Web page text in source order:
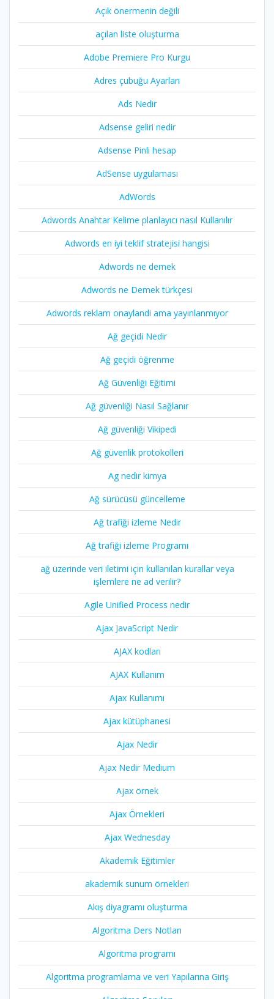
Açık önermenin değili
açılan liste oluşturma
Adobe Premiere Pro Kurgu
Adres çubuğu Ayarları
Ads Nedir
Adsense geliri nedir
Adsense Pinli hesap
AdSense uygulaması
AdWords
Adwords Anahtar Kelime planlayıcı nasıl Kullanılır
Adwords en iyi teklif stratejisi hangisi
Adwords ne demek
Adwords ne Demek türkçesi
Adwords reklam onaylandi ama yayınlanmıyor
Ağ geçidi Nedir
Ağ geçidi öğrenme
Ağ Güvenliği Eğitimi
Ağ güvenliği Nasıl Sağlanır
Ağ güvenliği Vikipedi
Ağ güvenlik protokolleri
Ag nedir kimya
Ağ sürücüsü güncelleme
Ağ trafiği izleme Nedir
Ağ trafiği izleme Programı
ağ üzerinde veri iletimi için kullanılan kurallar veya
işlemlere ne ad verilir?
Agile Unified Process nedir
Ajax JavaScript Nedir
AJAX kodları
AJAX Kullanım
Ajax Kullanımı
Ajax kütüphanesi
Ajax Nedir
Ajax Nedir Medium
Ajax örnek
Ajax Örnekleri
Ajax Wednesday
Akademik Eğitimler
akademik sunum örnekleri
Akış diyagramı oluşturma
Algoritma Ders Notları
Algoritma programı
Algoritma programlama ve veri Yapılarına Giriş